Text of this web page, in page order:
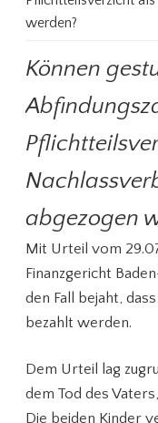
werden?
Können
abgezogen
Mit Urteil vom
Finanzgericht
den Fall bejaht,
bezahlt werden.
Dem Urteil lag
dem Tod des
Die beiden Kinder